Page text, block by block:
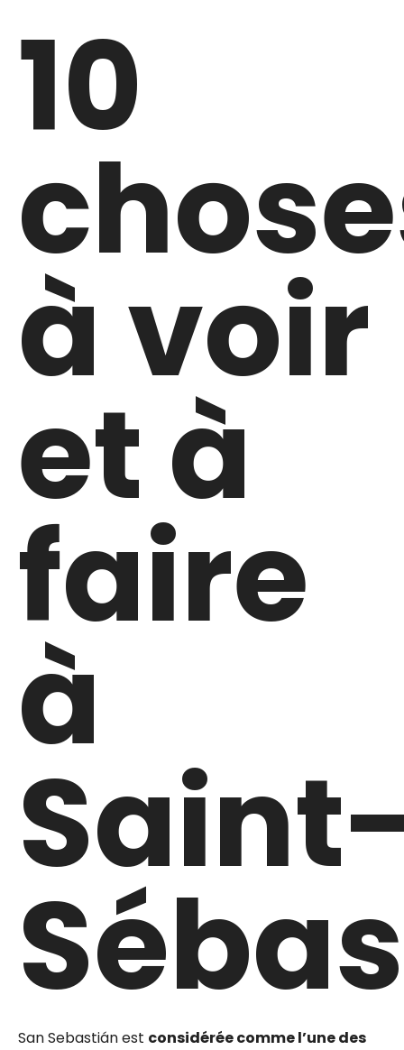
10
à voir
et à
faire
à
San Sebastián est considérée comme l’une des